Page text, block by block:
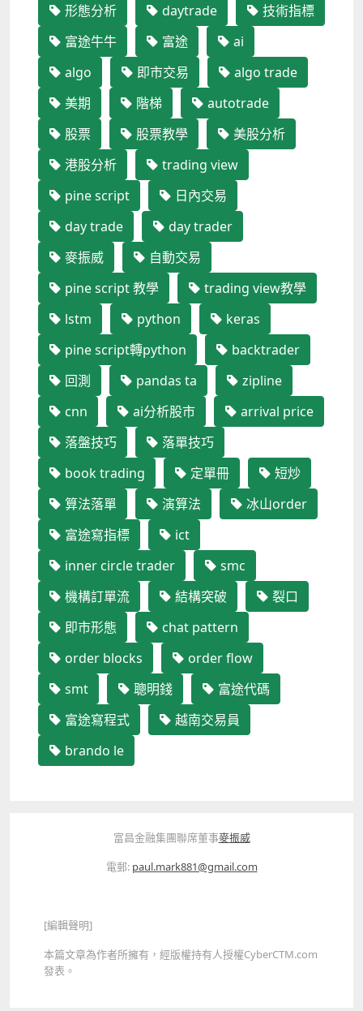
形態分析
daytrade
技術指標
富途牛牛
富途
ai
algo
即市交易
algo trade
美期
階梯
autotrade
股票
股票教學
美股分析
港股分析
trading view
pine script
日內交易
day trade
day trader
麥振威
自動交易
pine script 教學
trading view教學
lstm
python
keras
pine script轉python
backtrader
回測
pandas ta
zipline
cnn
ai分析股市
arrival price
落盤技巧
落單技巧
book trading
定單冊
短炒
算法落單
演算法
冰山order
富途寫指標
ict
inner circle trader
smc
機構訂單流
結構突破
裂口
即市形態
chat pattern
order blocks
order flow
smt
聰明錢
富途代碼
富途寫程式
越南交易員
brando le
富昌金融集團聯席董事麥振威
電郵: paul.mark881@gmail.com
[編輯聲明]
本篇文章為作者所擁有，經版權持有人授權CyberCTM.com
發表。